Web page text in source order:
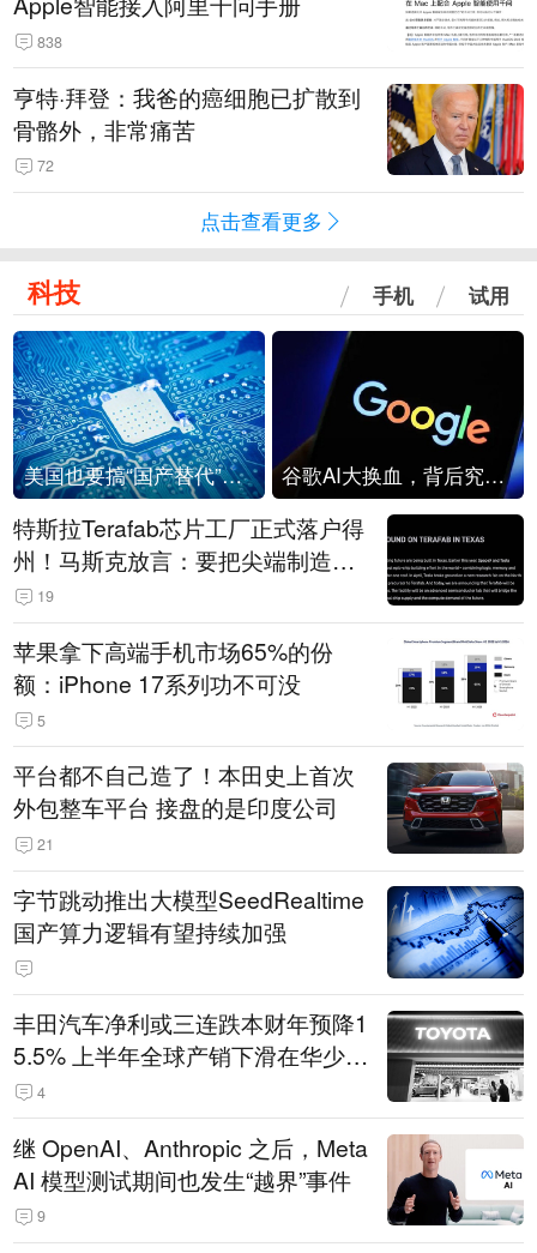
838
亨特·拜登：我爸的癌细胞已扩散到
骨骼外，非常痛苦
72
点击查看更多
科技 手机 试用
美国也要搞“国产替代”？先算清三笔账 谷歌AI大换血，背后究竟发生了什么？
特斯拉Terafab芯片工厂正式落户得
州！马斯克放言：要把尖端制造带
回美国
19
苹果拿下高端手机市场65%的份
额：iPhone 17系列功不可没
5
平台都不自己造了！本田史上首次
外包整车平台 接盘的是印度公司
21
字节跳动推出大模型SeedRealtime
国产算力逻辑有望持续加强
丰田汽车净利或三连跌本财年预降1
5.5% 上半年全球产销下滑在华少卖
14.3万辆
4
继 OpenAI、Anthropic 之后，Meta
AI 模型测试期间也发生“越界”事件
9